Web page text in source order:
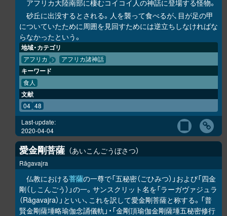
アフリカ大陸南部に棲むコイコイ人の神話に登場する怪物。
砂丘に出没するとされる。人を襲って食べるが、目が足の甲
についていたために周囲を見回すためには逆立ちしなければな
らなかったという。
地域・カテゴリ
アフリカ アフリカ諸神話
キーワード
食人
文献
04 48
Last-update:
2020-04-04
愛金剛菩薩 あいこんごうぼさつ
Rāgavajra
仏教における菩薩の一尊で「五秘密（ごひみつ）」および「四金
剛（しこんごう）」の一。サンスクリット名を「ラーガヴァジュラ
（Rāgavajra）」といい、これを訳して愛金剛菩薩と称する。「普
賢金剛薩埵略瑜伽念誦儀軌」・「金剛頂瑜伽金剛薩埵五秘密修行